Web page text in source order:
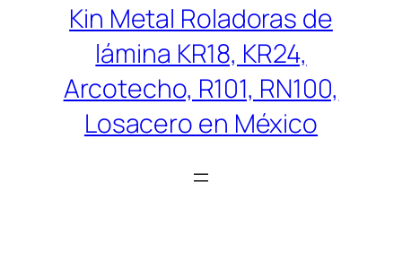
Kin Metal Roladoras de
lámina KR18, KR24,
Arcotecho, R101, RN100,
Losacero en México